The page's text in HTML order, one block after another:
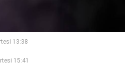
13:38
15:41